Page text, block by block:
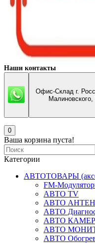
Наши контакты
Офис-Склад г.
0
Ваша корзина пуста!
Категории
АВТОТОВАРЫ
FM-
АВТО TV
АВТО
АВТО
АВТО
АВТО
АВТО